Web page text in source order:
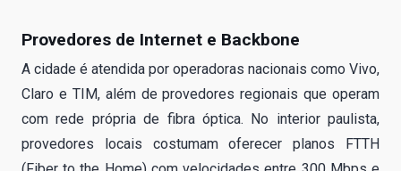
Provedores de Internet e Backbone
A cidade é atendida por operadoras nacionais como Vivo,
Claro e TIM, além de provedores regionais que operam
com rede própria de fibra óptica. No interior paulista,
provedores locais costumam oferecer planos FTTH